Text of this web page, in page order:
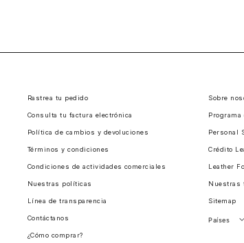
Rastrea tu pedido
Consulta tu factura electrónica
Política de cambios y devoluciones
Términos y condiciones
Condiciones de actividades comerciales
Nuestras políticas
Línea de transparencia
Contáctanos
¿Cómo comprar?
Sobre
Personal
Crédito
Leather
Nuestras
Sitemap
Países